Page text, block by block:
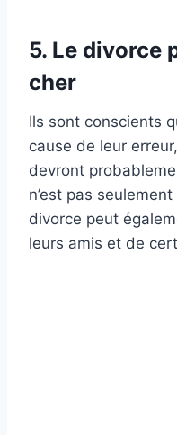
5. Le divorce
cher
Ils sont conscients
cause de leur
devront
n’est pas
divorce peut
leurs amis et de